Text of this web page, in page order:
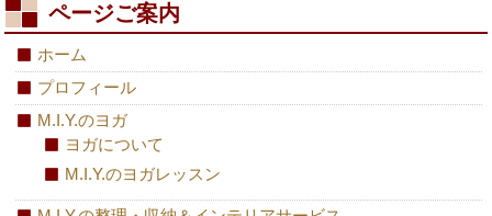
ページご案内
ホーム
プロフィール
M.I.Y.のヨガ
ヨガについて
M.I.Y.のヨガレッスン